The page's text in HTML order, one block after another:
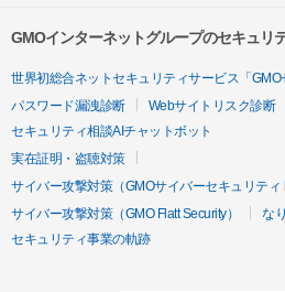
GMOインターネットグループのセキュリ
世界初総合ネットセキュリティサービス「GMO
パスワード漏洩診断
Webサイトリスク診断
セキュリティ相談AIチャットボット
実在証明・盗聴対策
サイバー攻撃対策（GMOサイバーセキュリティ
サイバー攻撃対策（GMO Flatt Security）
な
セキュリティ事業の軌跡